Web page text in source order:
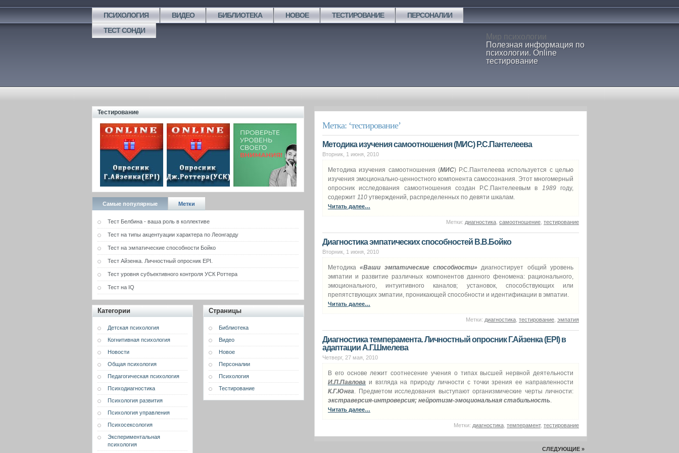
ПСИХОЛОГИЯ ВИДЕО БИБЛИОТЕКА НОВОЕ ТЕСТИРОВАНИЕ
ПЕРСОНАЛИИ
ТЕСТ СОНДИ
Мир психологии
Полезная информация по
психологии. Online
тестирование
Метка: ‘тестирование’
Методика изучения самоотношения (МИС) Р.С.Пантелеева
Вторник, 1 июня, 2010
Методика изучения самоотношения (МИС) Р.С.Пантелеева используется с целью
изучения эмоционально-ценностного компонента самосознания. Этот многомерный
опросник исследования самоотношения создан Р.С.Пантелеевым в 1989году,
содержит 110 утверждений, распределенных по девяти шкалам.
Читать далее…
Метки: диагностика самоотношение тестирование
Диагностика эмпатических способностей В.В.Бойко
Вторник, 1 июня, 2010
Методика «Ваши эмпатические способности» диагностирует общий уровень
эмпатии и развитие различных компонентов данного феномена: рационального,
эмоционального, интуитивного каналов; установок, способствующих или
препятствующих эмпатии, проникающей способности и идентификации в эмпатии.
Читать далее…
Метки: диагностика тестирование эмпатия
Диагностика темперамента. Личностный опросник Г.Айзенка (EPI) в
адаптации А.Г.Шмелева
Четверг, 27 мая, 2010
В его основе лежит соотнесение учения о типах высшей нервной деятельности
И.П.Павлова и взгляда на природу личности с точки зрения ее направленности
К.Г.Юнга. Предметом исследования выступают организмические черты личности:
экстраверсия-интроверсия; нейротизм-эмоциональная стабильность.
Читать далее…
Метки: диагностика темперамент, тестирование
СЛЕДУЮЩИЕ »
Тестирование
Самые популярные Метки
Тест Белбина - ваша роль в коллективе
Тест на типы акцентуации характера по Леонгарду
Тест на эмпатические способности Бойко
Тест Айзенка. Личностный опросник EPI.
Тест уровня субъективного контроля УСК Роттера
Тест на IQ
Категории
Детская психология
Когнитивная психология
Новости
Общая психология
Педагогическая психология
Психодиагностика
Психология развития
Психология управления
Психосексология
Экспериментальная
психология
Страницы
Библиотека
Видео
Новое
Персоналии
Психология
Тестирование